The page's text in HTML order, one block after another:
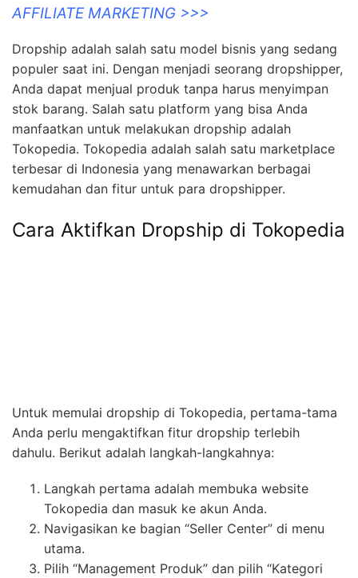
AFFILIATE MARKETING >>>
Dropship adalah salah satu model bisnis yang sedang
populer saat ini. Dengan menjadi seorang dropshipper,
Anda dapat menjual produk tanpa harus menyimpan
stok barang. Salah satu platform yang bisa Anda
manfaatkan untuk melakukan dropship adalah
Tokopedia. Tokopedia adalah salah satu marketplace
terbesar di Indonesia yang menawarkan berbagai
kemudahan dan fitur untuk para dropshipper.
Cara Aktifkan Dropship di Tokopedia
Untuk memulai dropship di Tokopedia, pertama-tama
Anda perlu mengaktifkan fitur dropship terlebih
dahulu. Berikut adalah langkah-langkahnya:
Langkah pertama adalah membuka website
Tokopedia dan masuk ke akun Anda.
Navigasikan ke bagian “Seller Center” di menu
utama.
Pilih “Management Produk” dan pilih “Kategori